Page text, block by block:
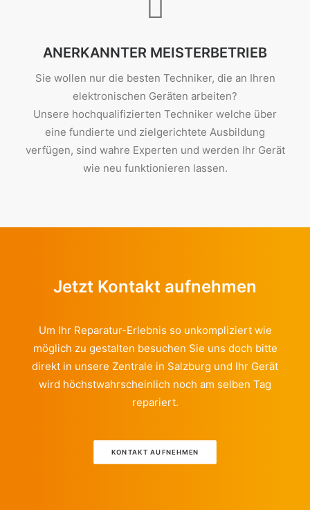
ANERKANNTER MEISTERBETRIEB
Sie wollen nur die besten Techniker, die an Ihren
elektronischen Geräten arbeiten?
Unsere hochqualifizierten Techniker welche über
eine fundierte und zielgerichtete Ausbildung
verfügen, sind wahre Experten und werden Ihr Gerät
wie neu funktionieren lassen.
Jetzt Kontakt aufnehmen
Um Ihr Reparatur-Erlebnis so unkompliziert wie
möglich zu gestalten besuchen Sie uns doch bitte
direkt in unsere Zentrale in Salzburg und Ihr Gerät
wird höchstwahrscheinlich noch am selben Tag
repariert.
KONTAKT AUFNEHMEN